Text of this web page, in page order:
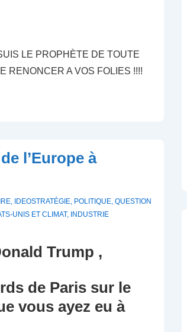
LE PROPHÈTE DE TOUTE
RENONCER A VOS FOLIES !!!!
l’Europe à
, IDEOSTRATÉGIE, POLITIQUE, QUESTION
UNIS ET CLIMAT, INDUSTRIE
Trump ,
de Paris sur le
vous ayez eu à